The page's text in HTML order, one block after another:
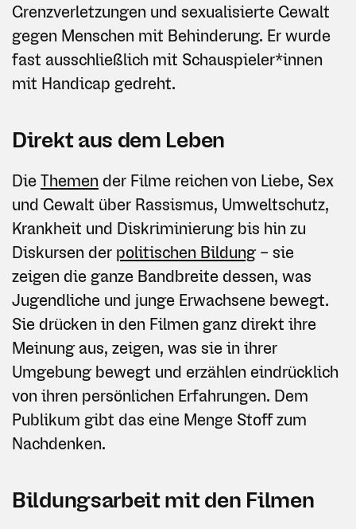
Grenzverletzungen und sexualisierte Gewalt
gegen Menschen mit Behinderung. Er wurde
fast ausschließlich mit Schauspieler*innen
mit Handicap gedreht.
Direkt aus dem Leben
Die Themen der Filme reichen von Liebe, Sex
und Gewalt über Rassismus, Umweltschutz,
Krankheit und Diskriminierung bis hin zu
Diskursen der politischen Bildung– sie
zeigen die ganze Bandbreite dessen, was
Jugendliche und junge Erwachsene bewegt.
Sie drücken in den Filmen ganz direkt ihre
Meinung aus, zeigen, was sie in ihrer
Umgebung bewegt und erzählen eindrücklich
von ihren persönlichen Erfahrungen. Dem
Publikum gibt das eine Menge Stoff zum
Nachdenken.
Bildungsarbeit mit den Filmen